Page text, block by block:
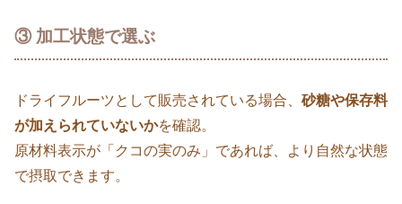
③ 加工状態で選ぶ
ドライフルーツとして販売されている場合、 砂糖や保存料
が加えられていないかを確認。
原材料表示が「クコの実のみ」であれば、より自然な状態
で摂取できます。